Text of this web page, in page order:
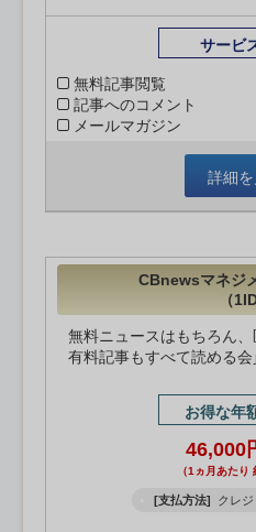
サービ
無料記事閲覧
記事へのコメント
メールマガジン
詳細を
CBnewsマネジ
（
無料ニュースはもちろん
有料記事もすべて読める会
お得な年
46,000
（1ヵ月あたり
[支払方法] クレ